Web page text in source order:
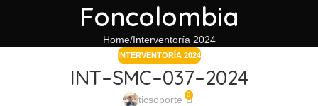
Foncolombia
Home Interventoría 2024
INTERVENTORÍA 2024
INT–SMC–037–2024
ticsoporte 0